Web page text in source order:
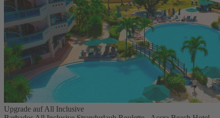
Upgrade auf All Inclusive